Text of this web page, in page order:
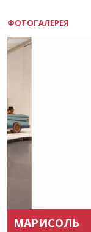
ФОТОГАЛЕРЕЯ
МАРИСОЛЬ